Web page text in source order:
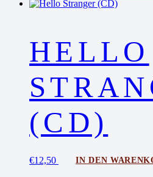
HELLO
(CD)
€12,50 IN DEN